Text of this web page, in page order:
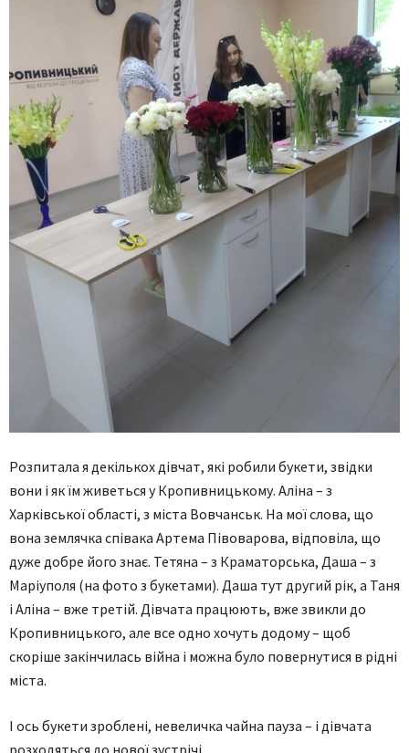
Розпитала я декількох дівчат, які робили букети, звідки
вони і як їм живеться у Кропивницькому. Аліна – з
Харківської області, з міста Вовчанськ. На мої слова, що
вона землячка співака Артема Півоварова, відповіла, що
дуже добре його знає. Тетяна – з Краматорська, Даша – з
Маріуполя (на фото з букетами). Даша тут другий рік, а Таня
і Аліна – вже третій. Дівчата працюють, вже звикли до
Кропивницького, але все одно хочуть додому – щоб
скоріше закінчилась війна і можна було повернутися в рідні
міста.
І ось букети зроблені, невеличка чайна пауза – і дівчата